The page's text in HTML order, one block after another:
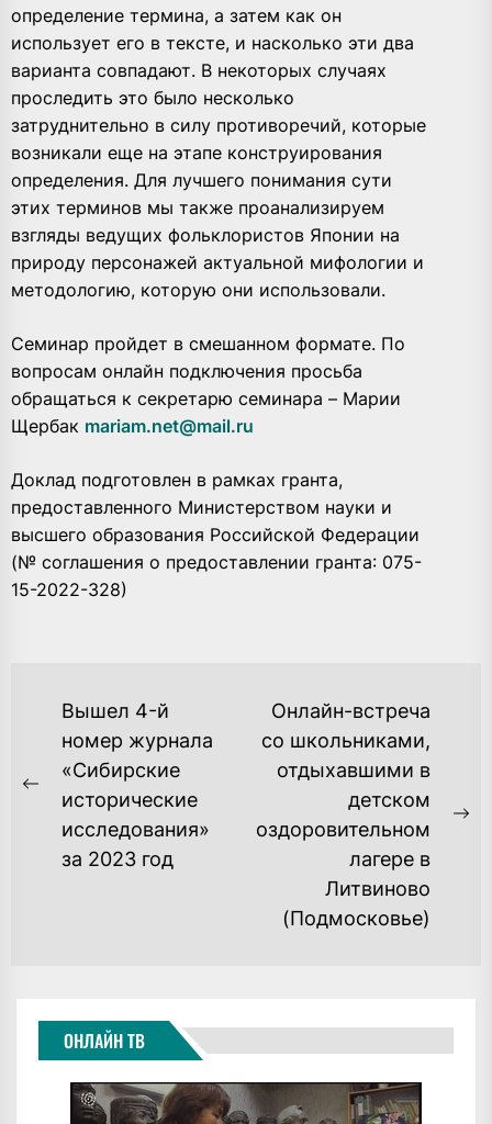
определение термина, а затем как он
использует его в тексте, и насколько эти два
варианта совпадают. В некоторых случаях
проследить это было несколько
затруднительно в силу противоречий, которые
возникали еще на этапе конструирования
определения. Для лучшего понимания сути
этих терминов мы также проанализируем
взгляды ведущих фольклористов Японии на
природу персонажей актуальной мифологии и
методологию, которую они использовали.
Семинар пройдет в смешанном формате. По
вопросам онлайн подключения просьба
обращаться к секретарю семинара – Марии
Щербак mariam.net@mail.ru
Доклад подготовлен в рамках гранта,
предоставленного Министерством науки и
высшего образования Российской Федерации
(№ соглашения о предоставлении гранта: 075-
15-2022-328)
НАВИГАЦИЯ
ЗАПИСЯМ
Previous
post:
Вышел 4-й
номер журнала
«Сибирские
исторические
исследования»
за 2023 год
Онлайн-встреча
со школьниками,
отдыхавшими в
детском
оздоровительном
лагере в
Литвиново
(Подмосковье)
ОНЛАЙН ТВ